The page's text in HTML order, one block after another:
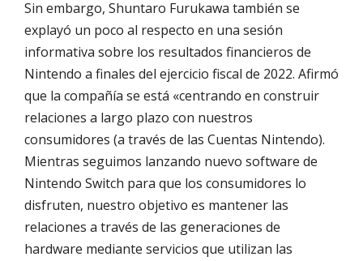
Sin embargo, Shuntaro Furukawa también se
explayó un poco al respecto en una sesión
informativa sobre los resultados financieros de
Nintendo a finales del ejercicio fiscal de 2022. Afirmó
que la compañía se está «centrando en construir
relaciones a largo plazo con nuestros
consumidores (a través de las Cuentas Nintendo).
Mientras seguimos lanzando nuevo software de
Nintendo Switch para que los consumidores lo
disfruten, nuestro objetivo es mantener las
relaciones a través de las generaciones de
hardware mediante servicios que utilizan las